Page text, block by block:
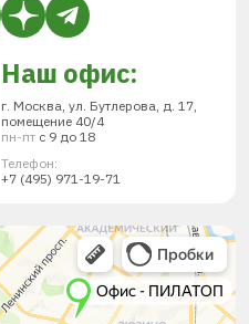
Наш офис:
г. Москва, ул. Бутлерова, д. 17,
помещение 40/4
пн-пт с 9 до 18
Телефон:
+7 (495) 971-19-71